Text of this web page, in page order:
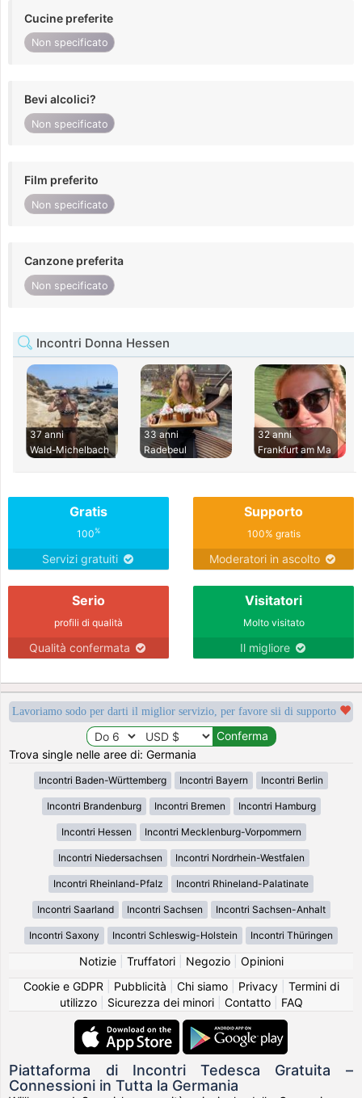
Cucine preferite
Non specificato
Bevi alcolici?
Non specificato
Film preferito
Non specificato
Canzone preferita
Non specificato
Incontri Donna Hessen
37 anni
Wald-Michelbach
33 anni
Radebeul
32 anni
Frankfurt am Ma
Gratis
100%
Servizi gratuiti
Supporto
100% gratis
Moderatori in ascolto
Serio
profili di qualità
Qualità confermata
Visitatori
Molto visitato
Il migliore
Lavoriamo sodo per darti il miglior servizio, per favore sii di supporto
Trova single nelle aree di: Germania
Incontri Baden-Württemberg Incontri Bayern Incontri Berlin
Incontri Brandenburg Incontri Bremen Incontri Hamburg
Incontri Hessen Incontri Mecklenburg-Vorpommern
Incontri Niedersachsen Incontri Nordrhein-Westfalen
Incontri Rheinland-Pfalz Incontri Rhineland-Palatinate
Incontri Saarland Incontri Sachsen Incontri Sachsen-Anhalt
Incontri Saxony Incontri Schleswig-Holstein Incontri Thüringen
Notizie| Truffatori| Negozio| Opinioni
Cookie e GDPR
Pubblicità Chi siamo| Privacy| Termini di
utilizzo| Sicurezza dei minori| Contatto| FAQ
Piattaforma di Incontri Tedesca Gratuita –
Connessioni in Tutta la Germania